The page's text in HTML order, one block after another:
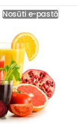
Nosūti e-pastā